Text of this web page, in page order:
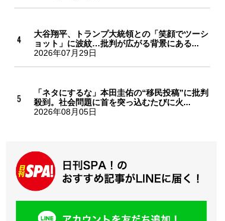
大谷翔平、トランプ大統領との「笑顔でツーシ
ョット」に波紋…批判が広がる背景にある...
2026年07月29日
「ネタにするな」本田圭佑の“移民投稿”に批判
殺到。社会問題に首を突っ込むたびに火...
2026年08月05日